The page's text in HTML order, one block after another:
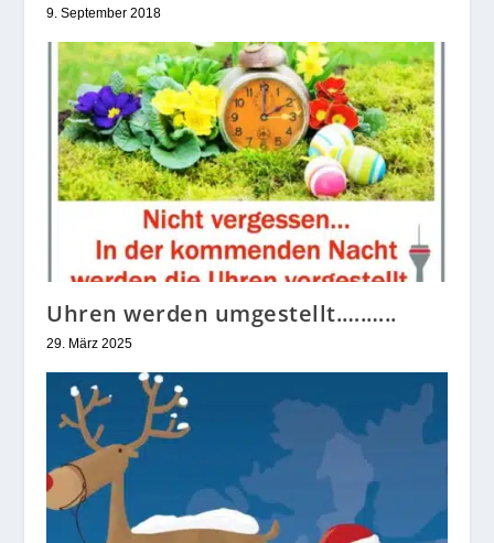
9. September 2018
Uhren werden umgestellt.….…..
29. März 2025